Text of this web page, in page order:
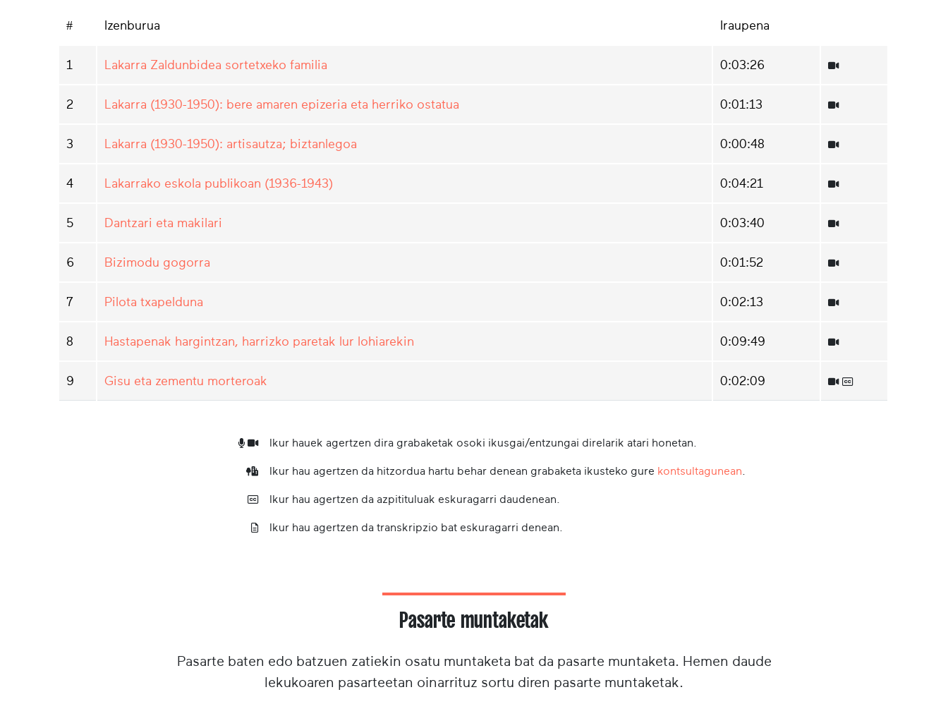
# Izenburua Iraupena
1 Lakarra Zaldunbidea sortetxeko familia 0:03:26
2 Lakarra (1930-1950): bere amaren epizeria eta herriko ostatua 0:01:13
3 Lakarra (1930-1950): artisautza; biztanlegoa 0:00:48
4 Lakarrako eskola publikoan (1936-1943) 0:04:21
5 Dantzari eta makilari 0:03:40
6 Bizimodu gogorra 0:01:52
7 Pilota txapelduna 0:02:13
8 Hastapenak hargintzan, harrizko paretak lur lohiarekin 0:09:49
9 Gisu eta zementu morteroak 0:02:09
Ikur hauek agertzen dira grabaketak osoki ikusgai/entzungai direlarik atari honetan.
Ikur hau agertzen da hitzordua hartu behar denean grabaketa ikusteko gure kontsultagunean
Ikur hau agertzen da azpitituluak eskuragarri daudenean.
Ikur hau agertzen da transkripzio bat eskuragarri denean.
Pasarte muntaketak
Pasarte baten edo batzuen zatiekin osatu muntaketa bat da pasarte muntaketa. Hemen daude
lekukoaren pasarteetan oinarrituz sortu diren pasarte muntaketak.